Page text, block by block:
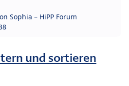
Sophia – HiPP Forum
und sortieren